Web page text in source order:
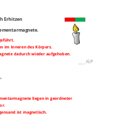
Erhitzen
im Inneren des Körpers.
dadurch wieder aufgehoben.
/6P
liegen in geordneter
ist magnetisch.